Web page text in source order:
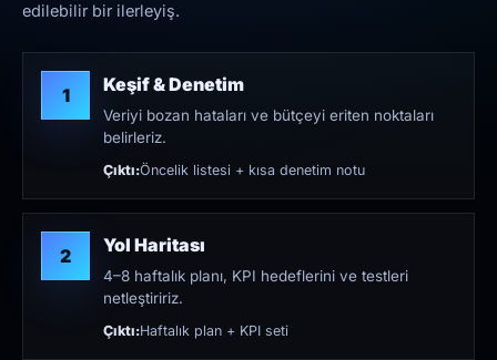
edilebilir bir ilerleyiş.
1 Keşif & Denetim
Veriyi bozan hataları ve bütçeyi eriten noktaları
belirleriz.
Çıktı:Öncelik listesi + kısa denetim notu
2 Yol Haritası
4–8 haftalık planı, KPI hedeflerini ve testleri
netleştiririz.
Çıktı:Haftalık plan + KPI seti